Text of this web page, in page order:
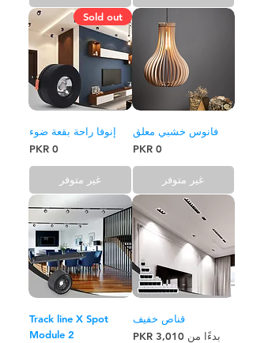
فانوس خشبي معلق
السعر‏0 PKR
غير متوفر
Sold out
إنوفا راحة بقعة ضوء
السعر
غير متوفر
قناص خفيف
بدءًا من
‏3,010 PKR
سعر البيع
Track line X Spot
Module 2